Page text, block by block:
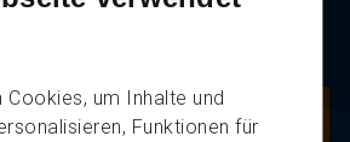
Cookies, um Inhalte und
Funktionen für
Weg und bewerben Sie sich über unser
Bewerbungsformular